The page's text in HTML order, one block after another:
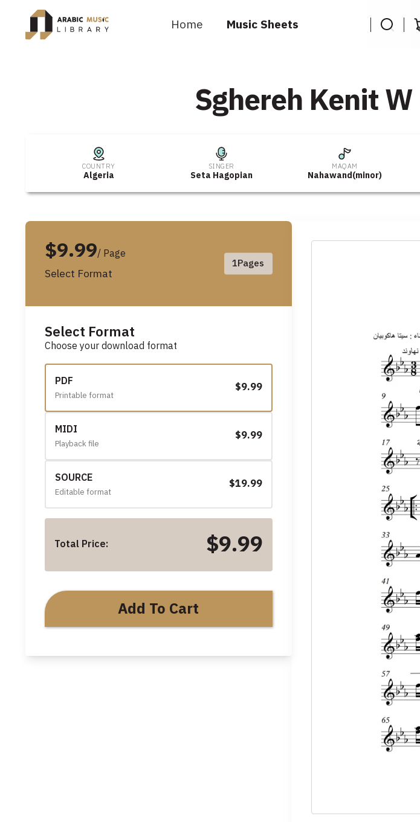
Home Music Sheets
Sghereh Kenit
COUNTRY
Algeria
SINGER
Seta Hagopian
MAQAM
Nahawand(minor)
$9.99/ Page
Select Format
1Pages
Select Format
Choose your download format
PDF
Printable format
$9.99
MIDI
Playback file
$9.99
SOURCE
Editable format
$19.99
Total Price: $9.99
Add To Cart